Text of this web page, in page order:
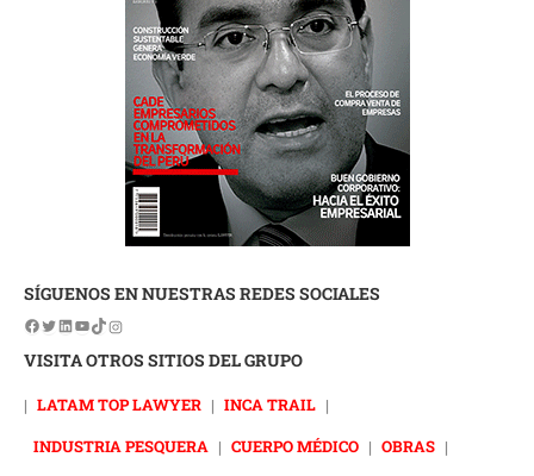
SÍGUENOS EN NUESTRAS REDES SOCIALES
VISITA OTROS SITIOS DEL GRUPO
| LATAM TOP LAWYER | INCA TRAIL |
INDUSTRIA PESQUERA | CUERPO MÉDICO | OBRAS |